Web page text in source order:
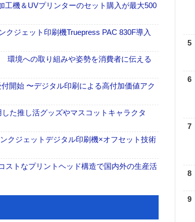
機＆UVプリンターのセット購入が最大500
ジェット印刷機Truepress PAC 830F導入
境への取り組みや姿勢を消費者に伝える
開始 〜デジタル印刷による高付加価値アク
推し活グッズやマスコットキャラクタ
ジェットデジタル印刷機×オフセット技術
トなプリントヘッド構造で国内外の生産活